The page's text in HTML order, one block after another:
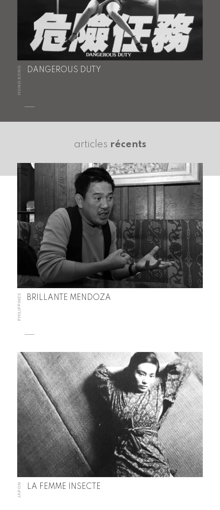
HONG KONG DANGEROUS DUTY
articles récents
PHILIPPINES BRILLANTE MENDOZA
JAPON LA FEMME INSECTE